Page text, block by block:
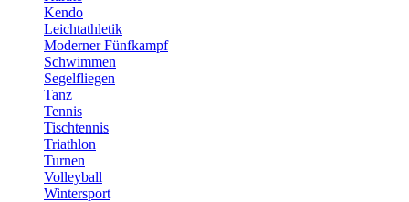
Kendo
Leichtathletik
Moderner Fünfkampf
Schwimmen
Segelfliegen
Tanz
Tennis
Tischtennis
Triathlon
Turnen
Volleyball
Wintersport